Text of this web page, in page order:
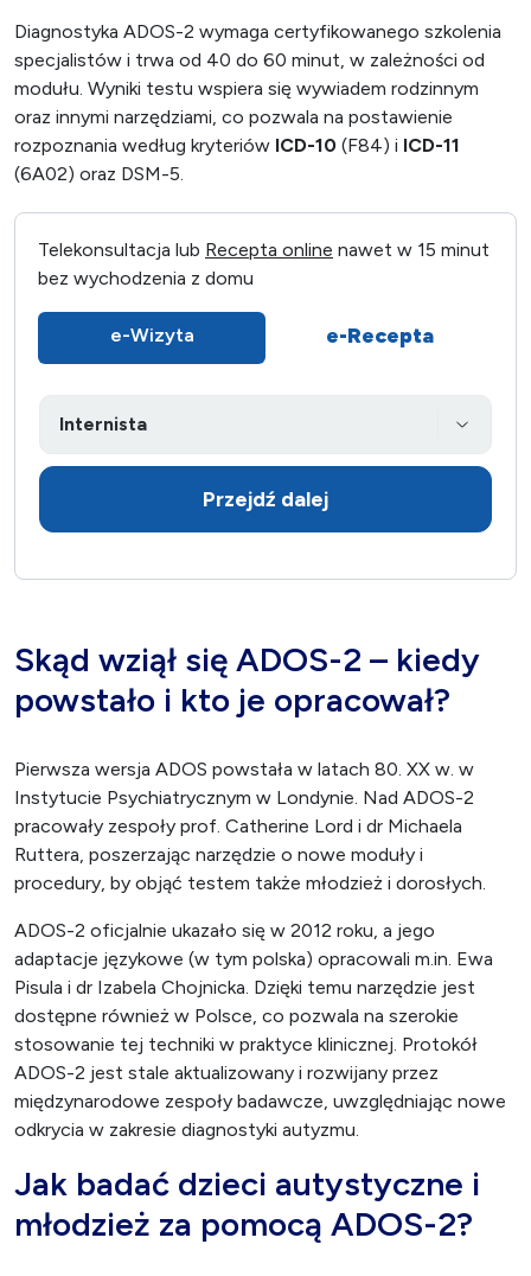
Diagnostyka ADOS-2 wymaga certyfikowanego szkolenia
specjalistów i trwa od 40 do 60 minut, w zależności od
modułu. Wyniki testu wspiera się wywiadem rodzinnym
oraz innymi narzędziami, co pozwala na postawienie
rozpoznania według kryteriów ICD-10 (F84) i ICD-11
(6A02) oraz DSM-5.
Telekonsultacja lub Recepta online nawet w 15 minut
bez wychodzenia z domu
e-Wizyta e-Recepta
Przejdź dalej
Skąd wziął się ADOS-2 – kiedy
powstało i kto je opracował?
Pierwsza wersja ADOS powstała w latach 80. XX w. w
Instytucie Psychiatrycznym w Londynie. Nad ADOS-2
pracowały zespoły prof. Catherine Lord i dr Michaela
Ruttera, poszerzając narzędzie o nowe moduły i
procedury, by objąć testem także młodzież i dorosłych.
ADOS-2 oficjalnie ukazało się w 2012 roku, a jego
adaptacje językowe (w tym polska) opracowali m.in. Ewa
Pisula i dr Izabela Chojnicka. Dzięki temu narzędzie jest
dostępne również w Polsce, co pozwala na szerokie
stosowanie tej techniki w praktyce klinicznej. Protokół
ADOS-2 jest stale aktualizowany i rozwijany przez
międzynarodowe zespoły badawcze, uwzględniając nowe
odkrycia w zakresie diagnostyki autyzmu.
Jak badać dzieci autystyczne i
młodzież za pomocą ADOS-2?